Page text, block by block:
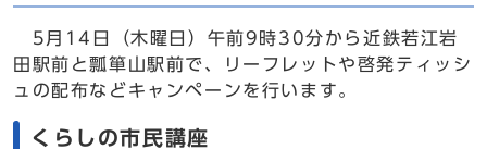
5月14日（木曜日）午前9時30分から近鉄若江岩
田駅前と瓢箪山駅前で、リーフレットや啓発ティッシ
ュの配布などキャンペーンを行います。
くらしの市民講座